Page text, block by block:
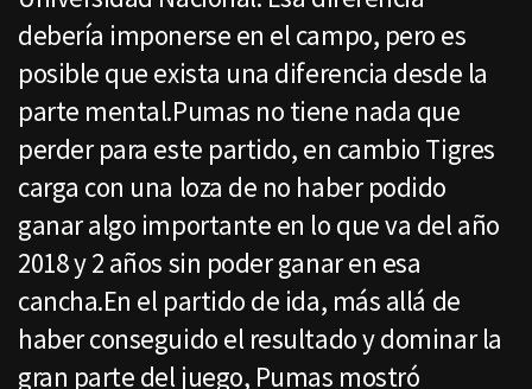
debería imponerse en el campo, pero es
posible que exista una diferencia desde la
parte mental.Pumas no tiene nada que
perder para este partido, en cambio Tigres
carga con una loza de no haber podido
ganar algo importante en lo que va del año
2018 y 2 años sin poder ganar en esa
cancha.En el partido de ida, más allá de
haber conseguido el resultado y dominar la
gran parte del juego, Pumas mostró